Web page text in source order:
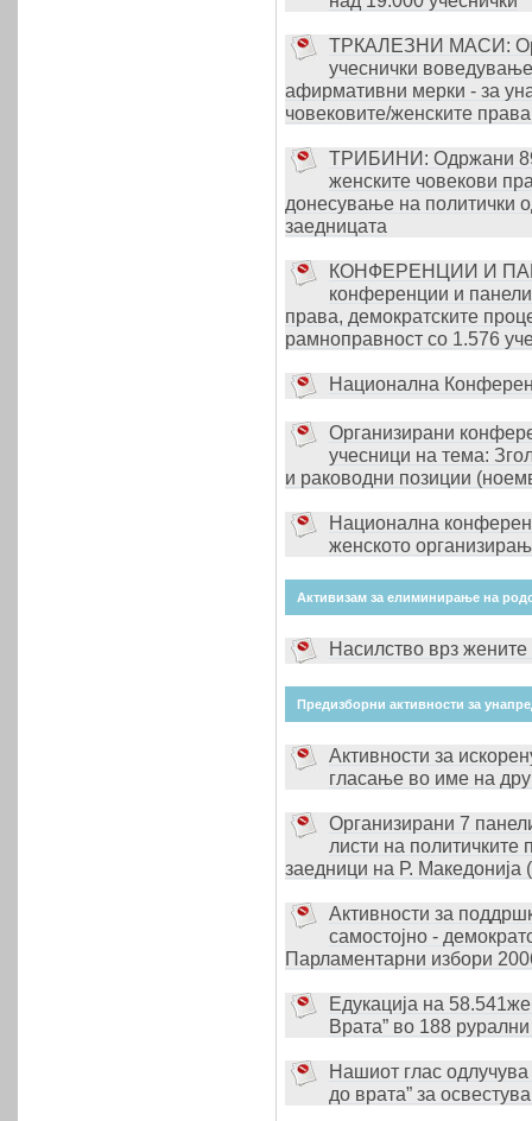
ТРКАЛЕЗНИ МАСИ:
учеснички
афирмативни мерки - за
човековите/женските
ТРИБИНИ: Одржани 89
женските човекови
донесување на политички
заедницата
КОНФЕРЕНЦИИ И
конференции и
права, демократските
рамноправност со 1.576
Национална
Организирани
учесници на тема:
и раководни позиции
Национална
женското
Активизам за елиминирање на
Насилство врз жените
Предизборни активности за
Активности за
гласање во име на
Организирани 7
листи на политичките
заедници на Р. Македонија
Активности за
самостојно -
Парламентарни избори
Едукација на
Врата” во 188
Нашиот глас
до врата” за